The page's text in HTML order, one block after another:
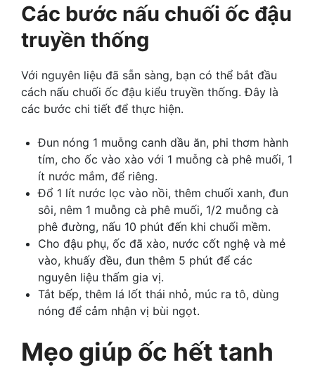
Các bước nấu chuối ốc đậu
truyền thống
Với nguyên liệu đã sẵn sàng, bạn có thể bắt đầu
cách nấu chuối ốc đậu kiểu truyền thống. Đây là
các bước chi tiết để thực hiện.
Đun nóng 1 muỗng canh dầu ăn, phi thơm hành
tím, cho ốc vào xào với 1 muỗng cà phê muối, 1
ít nước mắm, để riêng.
Đổ 1 lít nước lọc vào nồi, thêm chuối xanh, đun
sôi, nêm 1 muỗng cà phê muối, 1/2 muỗng cà
phê đường, nấu 10 phút đến khi chuối mềm.
Cho đậu phụ, ốc đã xào, nước cốt nghệ và mẻ
vào, khuấy đều, đun thêm 5 phút để các
nguyên liệu thấm gia vị.
Tắt bếp, thêm lá lốt thái nhỏ, múc ra tô, dùng
nóng để cảm nhận vị bùi ngọt.
Mẹo giúp ốc hết tanh